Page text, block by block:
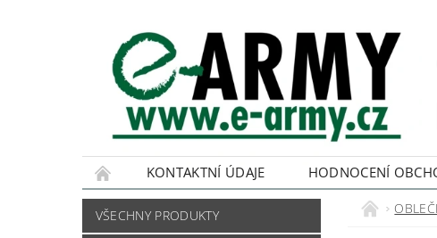
KONTAKTNÍ ÚDAJE HODNOCENÍ
VŠECHNY PRODUKTY